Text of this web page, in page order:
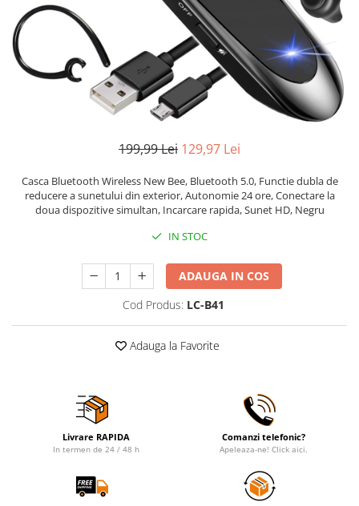
Accesorii prize si intrerupatoare
Becuri
Clesti si Patenti
Corpuri de iluminat interior
Folii si pungi alimentare
Frapiere si Clesti Gheata
Organizare si depozitare
Pistoale de lipit
Termometre bucatarie
Veioze si Lampi
Vopsele si Pigmenti
Electrocasnice & Climatizare
199,99 Lei 129,97 Lei
Casca Bluetooth Wireless New Bee, Bluetooth 5.0, Functie dubla de
reducere a sunetului din exterior, Autonomie 24 ore, Conectare la
doua dispozitive simultan, Incarcare rapida, Sunet HD, Negru
IN STOC
ADAUGA IN COS
Cod Produs: LC-B41
Adauga la Favorite
Livrare RAPIDA
In termen de 24 / 48 h
Comanzi telefonic?
Apeleaza-ne! Click aici.